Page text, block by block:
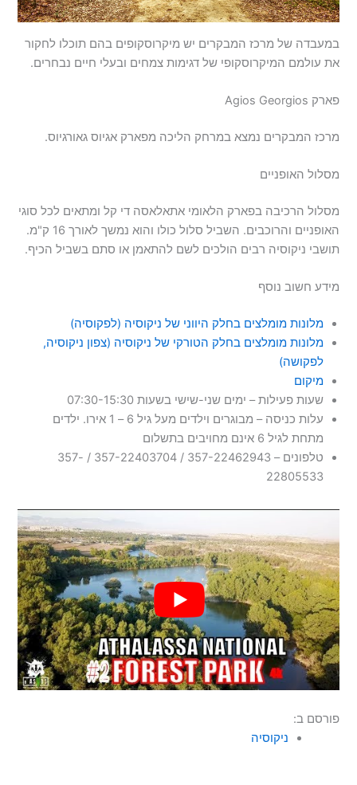
במעבדה של מרכז המבקרים יש מיקרוסקופים בהם תוכלו לחקור
את עולמם המיקרוסקופי של דגימות צמחים ובעלי חיים נבחרים.
פארק Agios Georgios
מרכז המבקרים נמצא במרחק הליכה מפארק אגיוס גאורגיוס.
מסלול האופניים
מסלול הרכיבה בפארק הלאומי אתאלאסה די קל ומתאים לכל סוגי
האופניים והרוכבים. השביל סלול כולו והוא נמשך לאורך 16 ק"מ.
תושבי ניקוסיה רבים הולכים לשם להתאמן או סתם בשביל הכיף.
מידע חשוב נוסף
מלונות מומלצים בחלק היווני של ניקוסיה (לפקוסיה)
מלונות מומלצים בחלק הטורקי של ניקוסיה (צפון ניקוסיה,
לפקושה)
מיקום
שעות פעילות – ימים שני-שישי בשעות 07:30-15:30
עלות כניסה – מבוגרים וילדים מעל גיל 6 – 1 אירו. ילדים
מתחת לגיל 6 אינם מחויבים בתשלום
טלפונים – 357-22462943 / 357-22403704 / 357-
22805533
פורסם ב:
ניקוסיה